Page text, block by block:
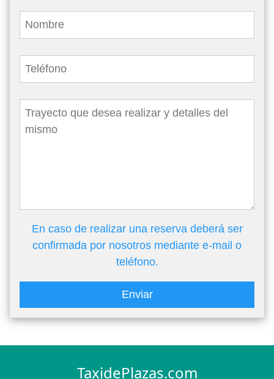
En caso de realizar una reserva deberá ser
confirmada por nosotros mediante e-mail o
teléfono.
Enviar
TaxidePlazas.com